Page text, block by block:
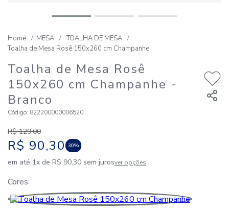
MESA
TOALHA DE MESA
Toalha de Mesa Rosê 150x260 cm Champanhe
Toalha de Mesa Rosê
150x260 cm Champanhe -
Branco
Código: 822200000006520
R$ 129,00
R$ 90,30 30%
em até 1x de R$ 90,30 sem jurosver opções
Cores